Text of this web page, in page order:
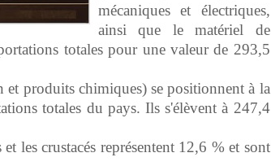
mécaniques et électriques,
ainsi que le matériel de
totales pour une valeur de 293,5
et produits chimiques) se positionnent à la
totales du pays. Ils s'élèvent à 247,4
les crustacés représentent 12,6 % et sont